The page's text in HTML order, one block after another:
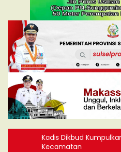
Kadis Dikbud
Kecamatan